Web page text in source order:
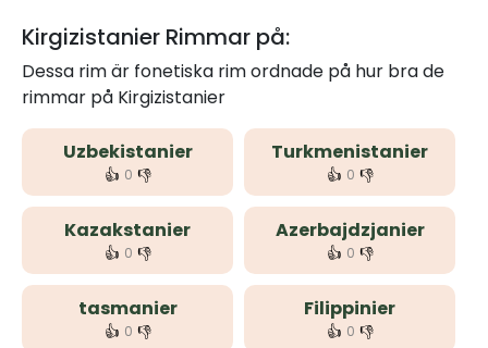
Kirgizistanier Rimmar på:
Dessa rim är fonetiska rim ordnade på hur bra de
rimmar på Kirgizistanier
Uzbekistanier
👍 0 👎
Turkmenistanier
👍 0 👎
Kazakstanier
👍 0 👎
Azerbajdzjanier
👍 0 👎
tasmanier
👍 0 👎
Filippinier
👍 0 👎